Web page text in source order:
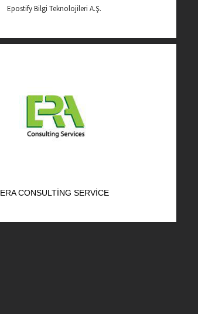
Epostify Bilgi Teknolojileri A.Ş.
ERA CONSULTING SERVICE